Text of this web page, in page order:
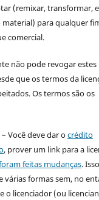
(remixar, transformar,
para qualquer
comercial.
não pode revogar estes
que os termos da
Os termos são os
Você deve dar ocrédito
, prover um link para a
feitas mudanças.
várias formas sem, no
o licenciador (ou